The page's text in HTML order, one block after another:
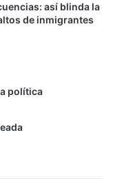
así blinda la
de inmigrantes
política